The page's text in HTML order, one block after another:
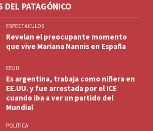
DEL PATAGÓNICO
ESPECTACULOS
Revelan el preocupante momento
que vive Mariana Nannis en España
EEUU
Es argentina, trabaja como niñera en
EE.UU. y fue arrestada por el ICE
cuando iba a ver un partido del
Mundial
POLITICA